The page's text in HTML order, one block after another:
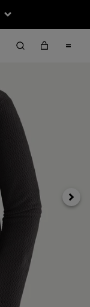
Avanti